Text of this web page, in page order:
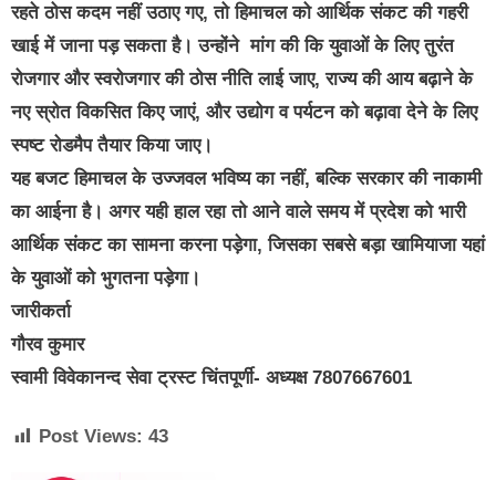
रहते ठोस कदम नहीं उठाए गए, तो हिमाचल को आर्थिक संकट की गहरी
खाई में जाना पड़ सकता है। उन्होंने मांग की कि युवाओं के लिए तुरंत
रोजगार और स्वरोजगार की ठोस नीति लाई जाए, राज्य की आय बढ़ाने के
नए स्रोत विकसित किए जाएं, और उद्योग व पर्यटन को बढ़ावा देने के लिए
स्पष्ट रोडमैप तैयार किया जाए।
यह बजट हिमाचल के उज्जवल भविष्य का नहीं, बल्कि सरकार की नाकामी
का आईना है। अगर यही हाल रहा तो आने वाले समय में प्रदेश को भारी
आर्थिक संकट का सामना करना पड़ेगा, जिसका सबसे बड़ा खामियाजा यहां
के युवाओं को भुगतना पड़ेगा।
जारीकर्ता
गौरव कुमार
स्वामी विवेकानन्द सेवा ट्रस्ट चिंतपूर्णी- अध्यक्ष 7807667601
Post Views: 43